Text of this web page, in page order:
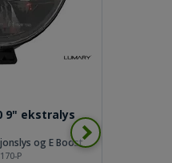
9" ekstralys
og E Boost
P